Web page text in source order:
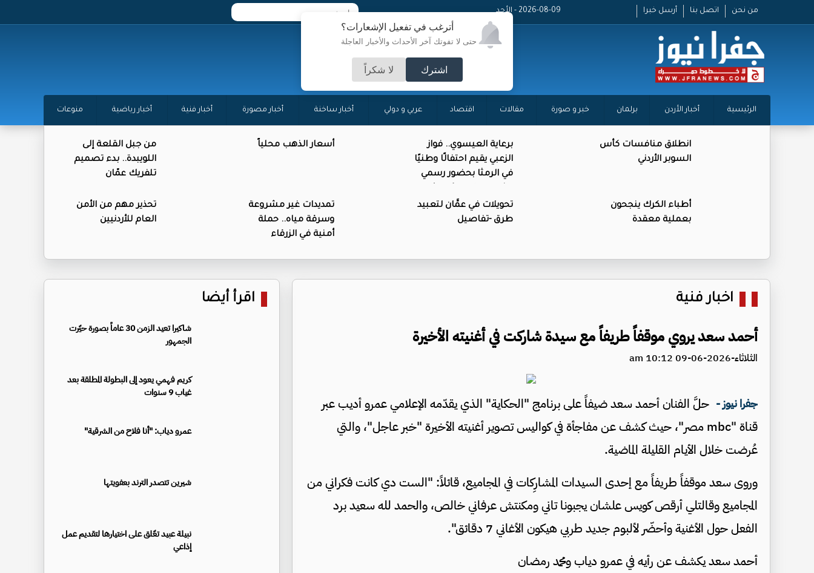
أترغب في تفعيل الإشعارات؟
حتى لا تفوتك آخر الأحداث والأخبار العاجلة
اشترك لا شكراً
من نحن اتصل بنا أرسل خبرا 2026-08-09 - الأحد
الرئيسية أخبار الأردن برلمان خبر و صورة مقالات اقتصاد عربي و دولي أخبار ساخنة أخبار مصورة أخبار فنية أخبار رياضية منوعات
انطلاق منافسات كأس
السوبر الأردني
برعاية العيسوي.. فواز
الزعبي يقيم احتفالًا وطنيًا
في الرمثا بحضور رسمي
أسعار الذهب محلياً
من جبل القلعة إلى
اللويبدة.. بدء تصميم
تلفريك عمّان
أطباء الكرك ينجحون
بعملية معقدة
تحويلات في عمَّان لتعبيد
طرق -تفاصيل
تمديدات غير مشروعة
وسرقة مياه.. حملة
أمنية في الزرقاء
تحذير مهم من الأمن
العام للأردنيين
اخبار فنية
أحمد سعد يروي موقفاً طريفاً مع سيدة شاركت في أغنيته الأخيرة
الثلاثاء-2026-06-09 10:12 am
جفرا نيوز - حلَّ الفنان أحمد سعد ضيفاً على برنامج "الحكاية" الذي يقدّمه الإعلامي عمرو أديب عبر
قناة "mbc مصر"، حيث كشف عن مفاجأة في كواليس تصوير أغنيته الأخيرة "خبر عاجل"، والتي
عُرضت خلال الأيام القليلة الماضية.
وروى سعد موقفاً طريفاً مع إحدى السيدات المشارِكات في المجاميع، قائلاً: "الست دي كانت فكراني من
المجاميع وقالتلي أرقص كويس علشان يجبونا تاني ومكنتش عرفاني خالص، والحمد لله سعيد برد
الفعل حول الأغنية وأحضّر لألبوم جديد طربي هيكون الأغاني 7 دقائق".
أحمد سعد يكشف عن رأيه في عمرو دياب ومحمد رمضان
اقرأ أيضا
شاكيرا تعيد الزمن 30 عاماً بصورة حيّرت
الجمهور
كريم فهمي يعود إلى البطولة المطلقة بعد
غياب 9 سنوات
عمرو دياب: "أنا فلاح من الشرقية"
شيرين تتصدر الترند بعفويتها
نبيلة عبيد تعّلق على اختيارها لتقديم عمل
إذاعي